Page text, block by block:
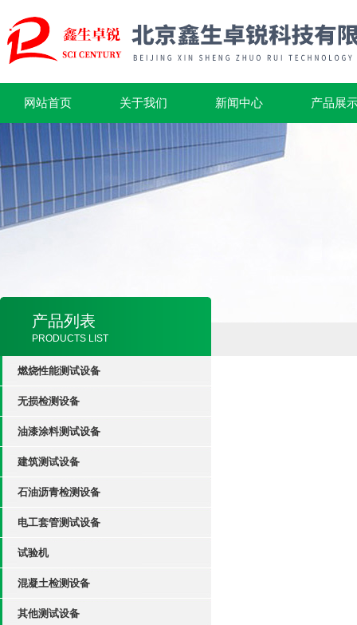
网站首页 关于我们 新闻中心 产品展
产品列表
PRODUCTS LIST
燃烧性能测试设备
无损检测设备
油漆涂料测试设备
建筑测试设备
石油沥青检测设备
电工套管测试设备
试验机
混凝土检测设备
其他测试设备